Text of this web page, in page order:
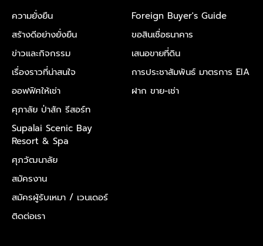
ความยั่งยืน
สร้างดีอย่างยั่งยืน
ข่าวและกิจกรรม
เรื่องราวที่น่าสนใจ
ออฟฟิศให้เช่า
ศุภาลัย ป่าสัก รีสอร์ท
Supalai Scenic Bay
Resort & Spa
ศุภวัฒนาลัย
สมัครงาน
สมัครผู้รับเหมา / เวนเดอร์
ติดต่อเรา
Foreign Buyer's Guide
ขอสินเชื่อธนาคาร
เสนอขายที่ดิน
การประชาสัมพันธ์ มาตรการ EIA
ฝาก ขาย-เช่า